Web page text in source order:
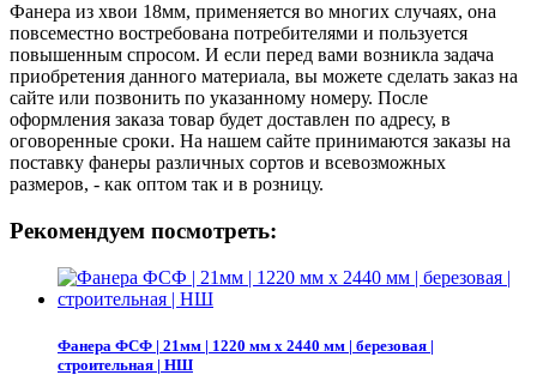
Фанера из хвои 18мм, применяется во многих случаях, она
повсеместно востребована потребителями и пользуется
повышенным спросом. И если перед вами возникла задача
приобретения данного материала, вы можете сделать заказ на
сайте или позвонить по указанному номеру. После
оформления заказа товар будет доставлен по адресу, в
оговоренные сроки. На нашем сайте принимаются заказы на
поставку фанеры различных сортов и всевозможных
размеров, - как оптом так и в розницу.
Рекомендуем посмотреть:
Фанера ФСФ | 21мм | 1220 мм х 2440 мм | березовая |
строительная | НШ